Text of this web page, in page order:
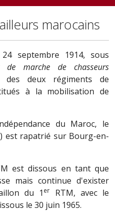
marocains
septembre 1914, sous
de marche de chasseurs
deux régiments de
à la mobilisation de
du Maroc, le
est rapatrié sur Bourg-en-
est dissous en tant que
mais continue d'exister
du 1 er
RTM, avec le
le 30 juin 1965.